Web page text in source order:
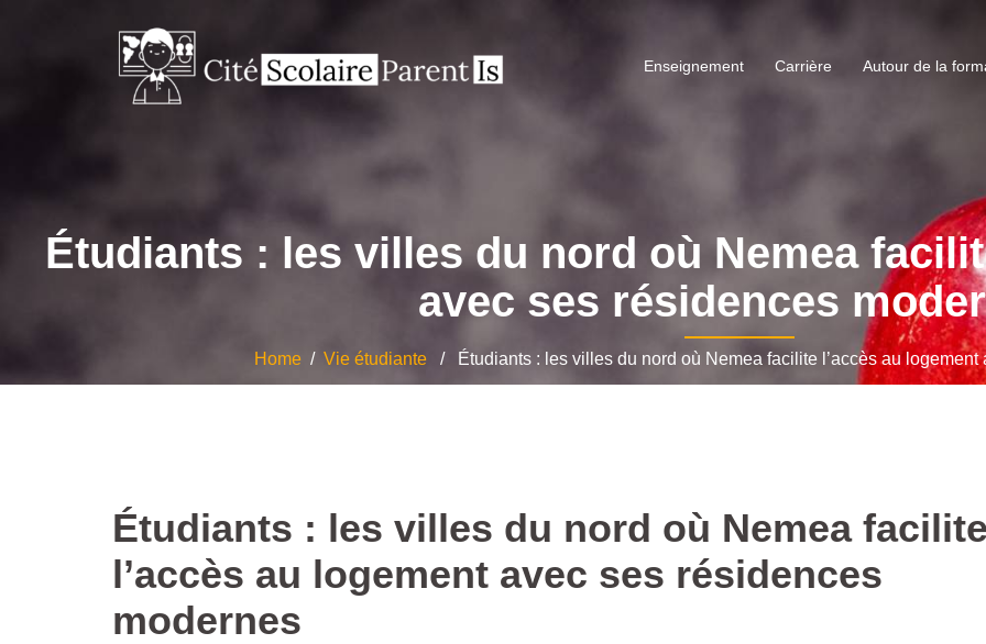
Enseignement Carrière Autour de la
Étudiants : les villes du nord où Nemea
avec ses résidences
Home / Vie étudiante / Étudiants : les villes du nord où Nemea facilite l’accès au logement
Étudiants : les villes du nord où Nemea
l’accès au logement avec ses résidences
modernes